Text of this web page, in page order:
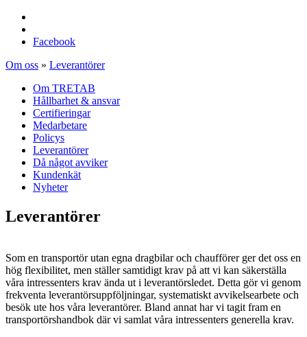
Facebook
Om oss » Leverantörer
Om TRETAB
Hållbarhet & ansvar
Certifieringar
Medarbetare
Policys
Leverantörer
Då något avviker
Kundenkät
Nyheter
Leverantörer
Som en transportör utan egna dragbilar och chaufförer ger det oss en
hög flexibilitet, men ställer samtidigt krav på att vi kan säkerställa
våra intressenters krav ända ut i leverantörsledet. Detta gör vi genom
frekventa leverantörsuppföljningar, systematiskt avvikelsearbete och
besök ute hos våra leverantörer. Bland annat har vi tagit fram en
transportörshandbok där vi samlat våra intressenters generella krav.